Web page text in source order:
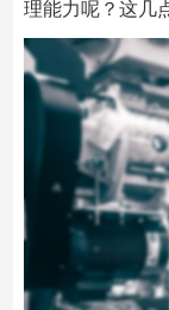
理能力呢？这几